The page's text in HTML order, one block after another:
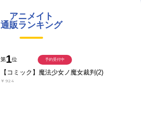
アニメイト
通販ランキング
第1位
【コミック】魔法少女ノ魔女裁判(2)
￥924
予約受付中